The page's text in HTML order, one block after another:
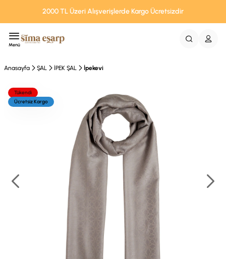
2000 TL Üzeri Alışverişlerde Kargo Ücretsizdir
Menü
Anasayfa ŞAL İPEK ŞAL İpekevi
Tükendi
Ücretsiz Kargo